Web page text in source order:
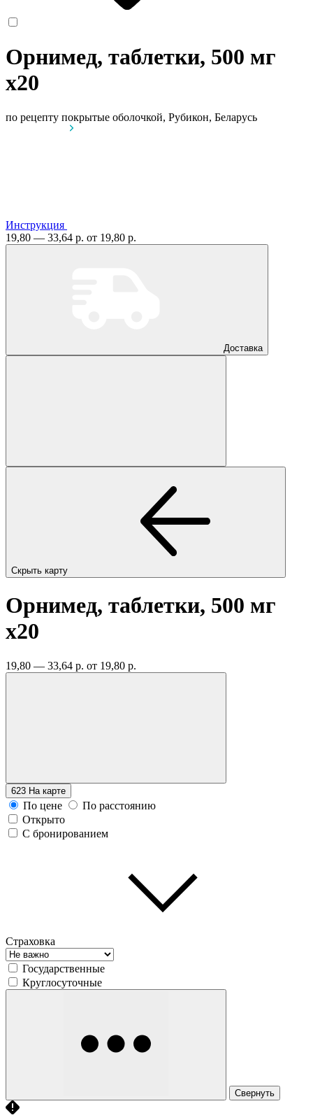
Орнимед, таблетки, 500 мг
x20
по рецепту покрытые оболочкой, Рубикон, Беларусь
Инструкция
19,80 — 33,64 р. от 19,80 р.
Доставка
Скрыть карту
Орнимед, таблетки, 500 мг
x20
19,80 — 33,64 р. от 19,80 р.
623 На карте
По цене
По расстоянию
Открыто
С бронированием
Страховка
Государственные
Круглосуточные
Свернуть